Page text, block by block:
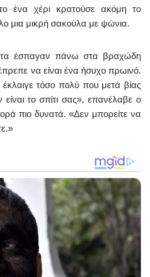
ένα χέρι κρατούσε ακόμη το
μια μικρή σακούλα με ψώνια.
έσπαγαν πάνω στα βραχώδη
να είναι ένα ήσυχο πρωινό.
έκλαιγε τόσο πολύ που μετά βίας
το σπίτι σας», επανέλαβε ο
πιο δυνατά. «Δεν μπορείτε να